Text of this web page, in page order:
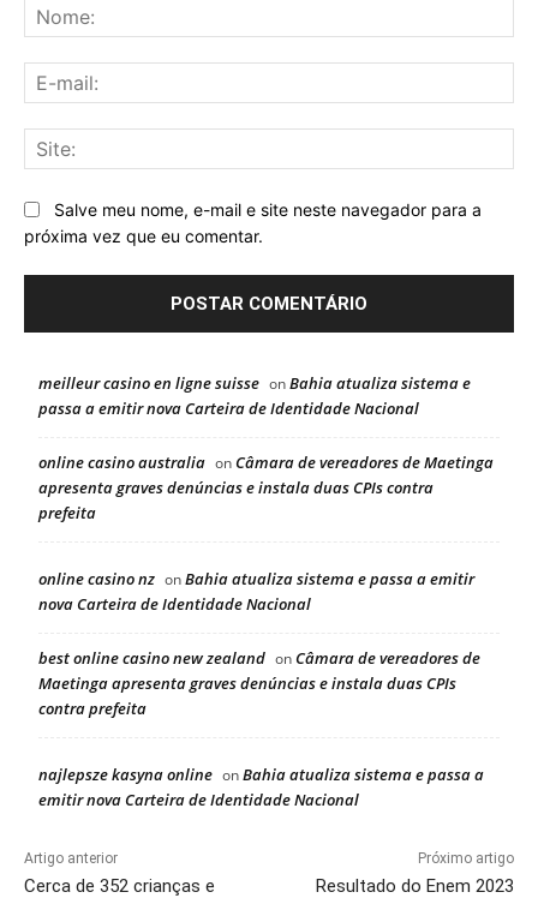
Salve meu nome, e-mail e site neste navegador para a
próxima vez que eu comentar.
meilleur casino en ligne suisse onBahia atualiza sistema e
passa a emitir nova Carteira de Identidade Nacional
online casino australia onCâmara de vereadores de Maetinga
apresenta graves denúncias e instala duas CPIs contra
prefeita
online casino nz onBahia atualiza sistema e passa a emitir
nova Carteira de Identidade Nacional
best online casino new zealand onCâmara de vereadores de
Maetinga apresenta graves denúncias e instala duas CPIs
contra prefeita
najlepsze kasyna online onBahia atualiza sistema e passa a
emitir nova Carteira de Identidade Nacional
Artigo anterior
Cerca de 352 crianças e
Próximo artigo
Resultado do Enem 2023